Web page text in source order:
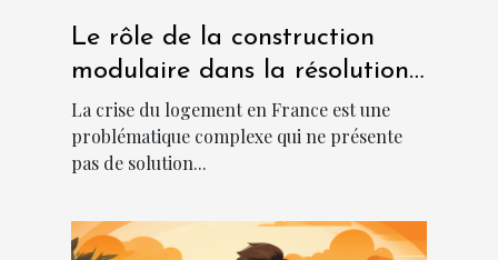
Le rôle de la construction
modulaire dans la résolution
de la crise du logement en
France
La crise du logement en France est une
problématique complexe qui ne présente
pas de solution...